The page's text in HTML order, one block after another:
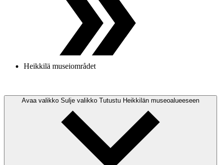
Heikkilä museiområdet
Avaa valikko Sulje valikko Tutustu Heikkilän museoalueeseen